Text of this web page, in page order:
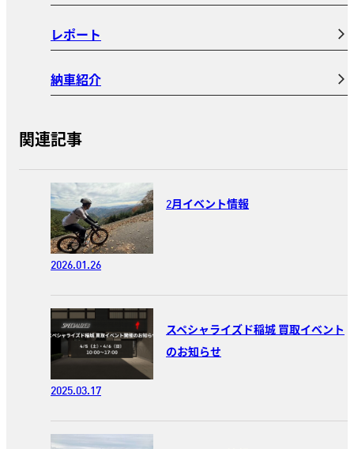
レポート
納車紹介
関連記事
2月イベント情報
2026.01.26
スペシャライズド稲城 買取イベント
のお知らせ
2025.03.17